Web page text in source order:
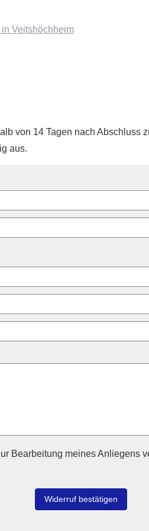
von 14 Tagen nach Abschluss
aus.
Bearbeitung meines Anliegens
Widerruf bestätigen